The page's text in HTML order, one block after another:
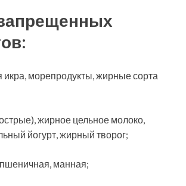
морепродукты, жирные сорта
жирное цельное молоко,
йогурт, жирный творог;
манная;